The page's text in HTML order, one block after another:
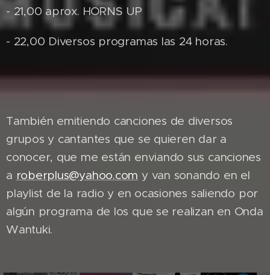
- 21,00 aprox. HORNS UP
- 22,00 Diversos programas las 24 horas.
También emitiendo canciones de diversos
grupos y cantantes que se quieren dar a
conocer, que me están enviando sus canciones
a roberplus@yahoo.com y van sonando en el
playlist de la radio y en ocasiones saliendo por
algún programa de los que se realizan en Onda
Wantuki.